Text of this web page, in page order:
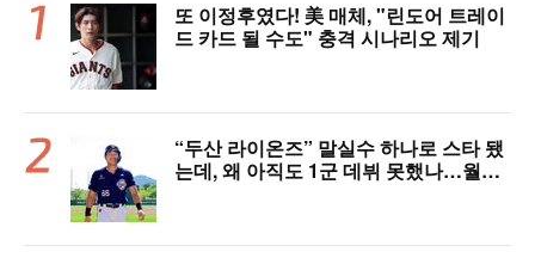
또 이정후였다! 美 매체, "린도어 트레이
드 카드 될 수도" 충격 시나리오 제기
“두산 라이온즈” 말실수 하나로 스타 됐
는데, 왜 아직도 1군 데뷔 못했나…월간